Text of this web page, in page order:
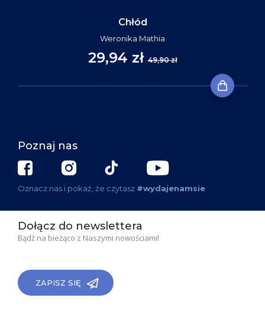
Chłód
Weronika Mathia
29,94 zł 49,90 zł
Poznaj nas
Oznacz nas i pokaż, że czytasz #wydajenamsie
Dołącz do newslettera
Bądź na bieżąco z Naszymi nowościami!
ZAPISZ SIĘ